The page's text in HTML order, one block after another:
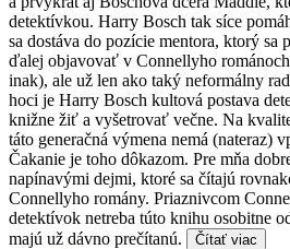
detektívkou. Harry Bosch tak síce
sa dostáva do pozície mentora, ktorý sa
ďalej objavovať v Connellyho
inak), ale už len ako taký neformálny
hoci je Harry Bosch kultová postava
knižne žiť a vyšetrovať večne. Na
táto generačná výmena nemá (nateraz)
Čakanie je toho dôkazom. Pre mňa
napínavými dejmi, ktoré sa čítajú
Connellyho romány. Priaznivcom
detektívok netreba túto knihu osobitne
majú už dávno prečítanú.
Čítať viac